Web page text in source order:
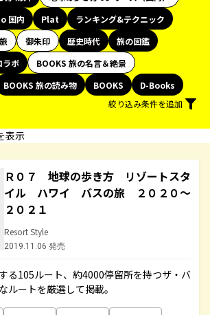
国内 Plat
ランキング&テクニック
御朱印 歴史時代
旅の図鑑
ラボ
BOOKS 旅の名言＆絶景
BOOKS 旅の読み物 BOOKS
D-Books
絞り込み条件を追加
表示
Ｒ０７ 地球の歩き方 リゾートスタ
イル ハワイ バスの旅 ２０２０～
２０２１
Resort Style
2019.11.06 発売
る105ルート、約4000停留所を持つザ・バ
ルートを厳選して掲載。